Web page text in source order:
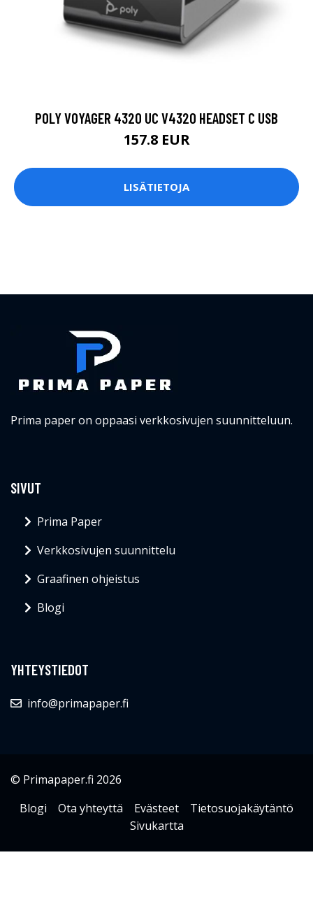
POLY VOYAGER 4320 UC V4320 HEADSET C USB
157.8 EUR
LISÄTIETOJA
Prima paper on oppaasi verkkosivujen suunnitteluun.
SIVUT
Prima Paper
Verkkosivujen suunnittelu
Graafinen ohjeistus
Blogi
YHTEYSTIEDOT
info@primapaper.fi
© Primapaper.fi 2026
Blogi
Ota yhteyttä Evästeet
Tietosuojakäytäntö
Sivukartta